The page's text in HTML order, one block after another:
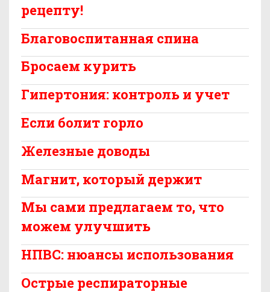
рецепту!
Благовоспитанная спина
Бросаем курить
Гипертония: контроль и учет
Если болит горло
Железные доводы
Магнит, который держит
Мы сами предлагаем то, что
можем улучшить
НПВС: нюансы использования
Острые респираторные